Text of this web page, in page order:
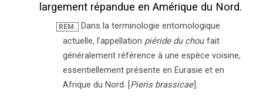
largement répandue en Amérique du Nord.
REM.
Dans la terminologie entomologique
actuelle, l’appellation piéride du chou fait
généralement référence à une espèce voisine,
essentiellement présente en Eurasie et en
Afrique du Nord. [Pieris brassicae].